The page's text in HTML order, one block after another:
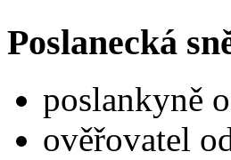
Poslanecká
poslankyně
ověřovatel